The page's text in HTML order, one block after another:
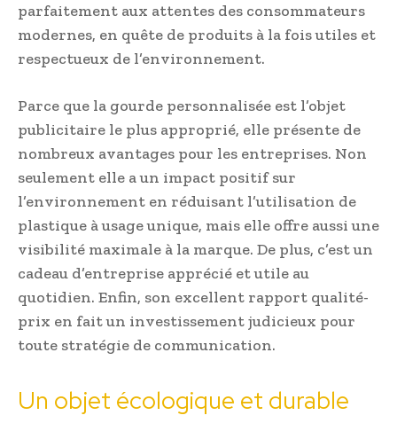
parfaitement aux attentes des consommateurs
modernes, en quête de produits à la fois utiles et
respectueux de l’environnement.
Parce que la gourde personnalisée est l’objet
publicitaire le plus approprié, elle présente de
nombreux avantages pour les entreprises. Non
seulement elle a un impact positif sur
l’environnement en réduisant l’utilisation de
plastique à usage unique, mais elle offre aussi une
visibilité maximale à la marque. De plus, c’est un
cadeau d’entreprise apprécié et utile au
quotidien. Enfin, son excellent rapport qualité-
prix en fait un investissement judicieux pour
toute stratégie de communication.
Un objet écologique et durable